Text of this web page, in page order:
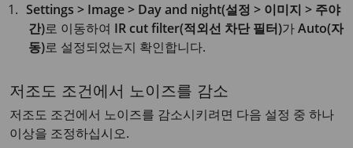
Settings > Image > Day and night(설정 > 이미지 > 주야
간)로 이동하여 IR cut filter(적외선 차단 필터)가Auto(자
동)로 설정되었는지 확인합니다.
저조도 조건에서 노이즈를 감소
저조도 조건에서 노이즈를 감소시키려면 다음 설정 중 하나
이상을 조정하십시오.